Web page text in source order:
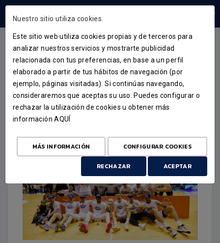
ACTUALIDAD
GRAZAS POR UNHA TEMPADA
PARA O RECORDO
Nuestro sitio utiliza cookies.
Este sitio web utiliza cookies propias y de terceros para
analizar nuestros servicios y mostrarte publicidad
relacionada con tus preferencias, en base a un perfil
elaborado a partir de tus hábitos de navegación (por
ejemplo, páginas visitadas). Si continúas navegando,
consideraremos que aceptas su uso. Puedes configurar o
rechazar la utilización de cookies u obtener más
informaciónAQUÍ
MÁS INFORMACIÓN CONFIGURAR COOKIES
RECHAZAR ACEPTAR